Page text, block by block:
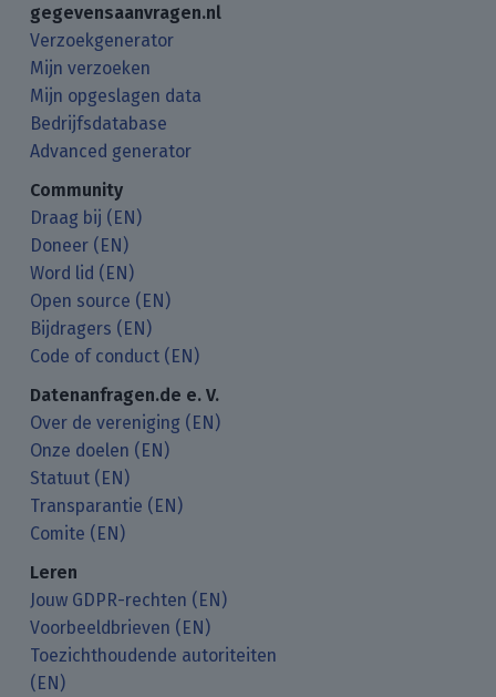
gegevensaanvragen.nl
Verzoekgenerator
Mijn verzoeken
Mijn opgeslagen data
Bedrijfsdatabase
Advanced generator
Community
Draag bij (EN)
Doneer (EN)
Word lid (EN)
Open source (EN)
Bijdragers (EN)
Code of conduct (EN)
Datenanfragen.de e. V.
Over de vereniging (EN)
Onze doelen (EN)
Statuut (EN)
Transparantie (EN)
Comite (EN)
Leren
Jouw GDPR-rechten (EN)
Voorbeeldbrieven (EN)
Toezichthoudende autoriteiten
(EN)